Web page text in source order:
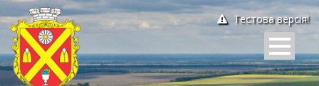
Тестова версія!